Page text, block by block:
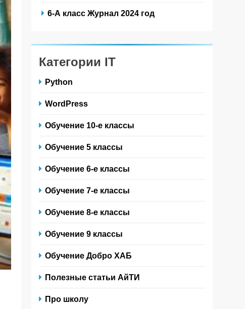
6-А класс Журнал 2024 год
Категории IT
Python
WordPress
Обучение 10-е классы
Обучение 5 классы
Обучение 6-е классы
Обучение 7-е классы
Обучение 8-е классы
Обучение 9 классы
Обучение Добро ХАБ
Полезные статьи АйТИ
Про школу